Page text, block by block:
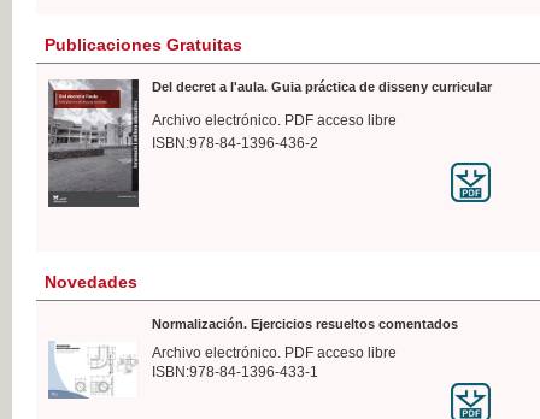
Publicaciones Gratuitas
Del decret a l'aula. Guia práctica de disseny curricular
Archivo electrónico. PDF acceso libre
ISBN:978-84-1396-436-2
Novedades
Normalización. Ejercicios resueltos comentados
Archivo electrónico. PDF acceso libre
ISBN:978-84-1396-433-1